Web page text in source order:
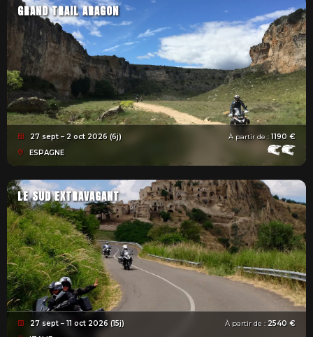
GRAND TRAIL ARAGON
27 sept – 2 oct 2026 (6j)
ESPAGNE
À partir de : 1190 €
LE SUD EXTRAVAGANT
27 sept – 11 oct 2026 (15j)
À partir de : 2540 €